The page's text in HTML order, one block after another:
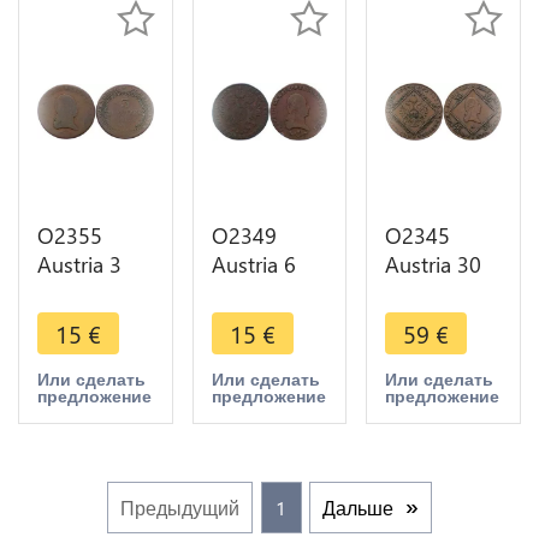
O2355
Austria 3
Franz II
1812 ->M
offer
15 €
Или сделать
предложение
O2349
Austria 6
Franz II
1800 B
Kremnitz -
>M offer
15 €
Или сделать
предложение
O2345
Austria 30
Franz II
1807 A
Wien ->M
offer
59 €
Или сделать
предложение
Предыдущий 1 Дальше